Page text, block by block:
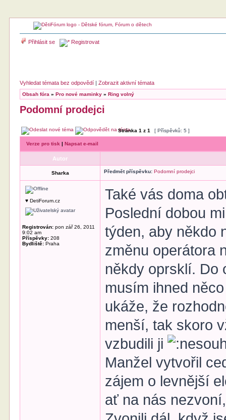
Přihlásit se Registrovat
Vyhledat témata bez odpovědí |Zobrazit aktivní témata
Obsah fóra »Pro nové maminky »Ring volný
Podomní prodejci
Stránka1 z1 [ Příspěvků: 5 ]
Verze pro tisk |Napsat e-mail
Autor
Sharka Předmět příspěvku: Podomní prodejci
♥ DetiForum.cz
Registrován: pon zář 26, 2011
9:02 am
Příspěvky: 208
Bydliště: Praha
Také vás doma
Poslední dobou
týden, aby někdo
změnu operátora
někdy oprsklí. Do
musím ihned
ukáže, že
menší, tak skoro
vzbudili ji
Manžel vytvořil
zájem o levnější
ať na nás